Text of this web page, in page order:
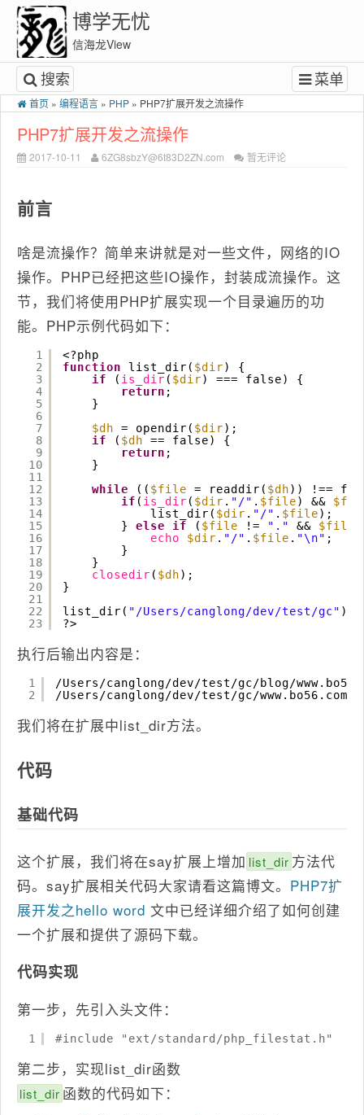
博学无忧
信海龙View
搜索 菜单
首页 » 编程语言 » PHP » PHP7扩展开发之流操作
PHP7扩展开发之流操作
2017-10-11 6ZG8sbzY@6t83D2ZN.com 暂无评论
前言
啥是流操作？简单来讲就是对一些文件，网络的IO
操作。PHP已经把这些IO操作，封装成流操作。这
节，我们将使用PHP扩展实现一个目录遍历的功
能。PHP示例代码如下：
1
2
3
4
5
6
7
8
9
10
11
12
13
14
15
16
17
18
19
20
21
22
23
<?php
function
list_dir( $dir) {
if
( is_dir ( $dir) === false) {
return ;
}
$dh
= opendir( $dir);
if
( $dh
== false) {
return ;
}
while
(( $file = readdir( $dh)) !==
if ( is_dir ( $dir . "/" . $file) &&
list_dir( $dir . "/" . $file);
} else if ( $file != "." && $file
echo
$dir . "/" . $file . "\n" ;
}
}
closedir ( $dh);
}
list_dir( "/Users/canglong/dev/test/gc" );
?>
执行后输出内容是：
1
2
/Users/canglong/dev/test/gc/blog/www
/Users/canglong/dev/test/gc/www.bo56.com
我们将在扩展中list_dir方法。
代码
基础代码
这个扩展，我们将在say扩展上增加 list_dir 方法代
码。say扩展相关代码大家请看这篇博文。 PHP7扩
展开发之hello word 文中已经详细介绍了如何创建
一个扩展和提供了源码下载。
代码实现
第一步，先引入头文件：
1 #include "ext/standard/php_filestat.h"
第二步，实现list_dir函数
list_dir 函数的代码如下：